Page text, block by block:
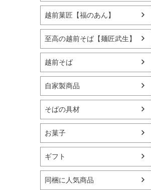
越前菓匠【福のあん】
至高の越前そば【麺匠武生】
越前そば
自家製商品
そばの具材
お菓子
ギフト
同梱に人気商品